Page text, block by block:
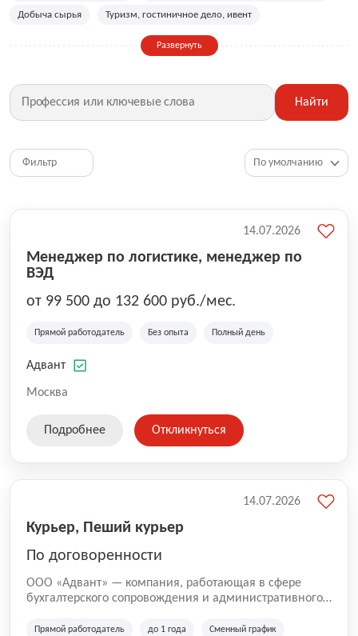
Добыча сырья Туризм, гостиничное дело, ивент
Дизайн, искусство, ивент
Фитнес, красота, спорт Страхование
Медицина, фармацевтика Маркетинг, PR, реклама
HR, управление персоналом
Топ менеджмент, руководители
Развернуть
Найти
Фильтр
Менеджер по логистике, менеджер по
ВЭД
от 99 500 до 132 600 руб./мес.
Прямой работодатель Без опыта Полный день
Адвант
Москва
14.07.2026
Подробнее Откликнуться
Курьер, Пеший курьер
По договоренности
ООО «Адвант» — компания, работающая в сфере
бухгалтерского сопровождения и административного
зарегистрирована в Санкт-Петербурге и
Прямой работодатель до 1 года Сменный график
14.07.2026